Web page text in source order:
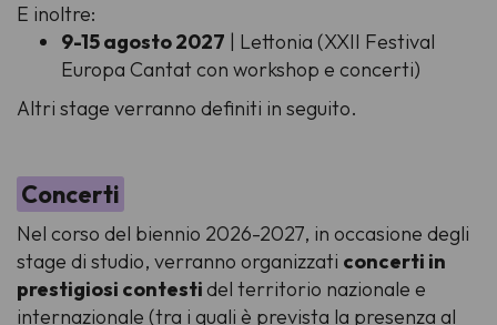
E inoltre:
9-15 agosto 2027 | Lettonia (XXII Festival
Europa Cantat con workshop e concerti)
Altri stage verranno definiti in seguito.
Concerti
Nel corso del biennio 2026-2027, in occasione degli
stage di studio, verranno organizzati concerti in
prestigiosi contestidel territorio nazionale e
internazionale (tra i quali è prevista la presenza al